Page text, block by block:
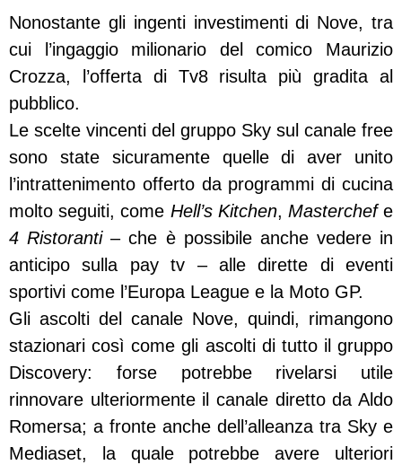
Nonostante gli ingenti investimenti di Nove, tra
cui l’ingaggio milionario del comico Maurizio
Crozza, l’offerta di Tv8 risulta più gradita al
pubblico.
Le scelte vincenti del gruppo Sky sul canale free
sono state sicuramente quelle di aver unito
l’intrattenimento offerto da programmi di cucina
molto seguiti, come Hell’s Kitchen, Masterchefe
4 Ristoranti– che è possibile anche vedere in
anticipo sulla pay tv – alle dirette di eventi
sportivi come l’Europa League e la Moto GP.
Gli ascolti del canale Nove, quindi, rimangono
stazionari così come gli ascolti di tutto il gruppo
Discovery: forse potrebbe rivelarsi utile
rinnovare ulteriormente il canale diretto da Aldo
Romersa; a fronte anche dell’alleanza tra Sky e
Mediaset, la quale potrebbe avere ulteriori